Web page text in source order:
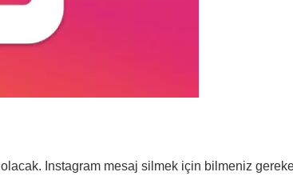
olacak. Instagram mesaj silmek için bilmeniz